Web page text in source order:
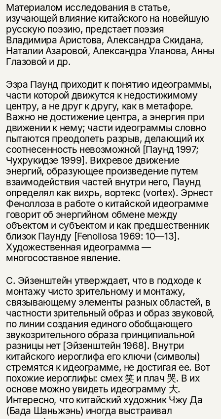
Материалом исследования в статье,
изучающей влияние китайского на новейшую
русскую поэзию, предстает поэзия
Владимира Аристова, Александра Скидана,
Наталии Азаровой, Александра Уланова, Анны
Глазовой и др.
Эзра Паунд приходит к понятию идеограммы,
части которой движутся к недостижимому
центру, а не друг к другу, как в метафоре.
Важно не достижение центра, а энергия при
движении к нему; части идеограммы словно
пытаются преодолеть разрыв, делающий их
соотнесенность невозможной [Паунд 1997;
Чухрукидзе 1999]. Вихревое движение
энергий, образующее произведение путем
взаимодействия частей внутри него, Паунд
определял как вихрь, вортекс (vortex). Эрнест
Феноллоза в работе о китайской идеограмме
говорит об энергийном обмене между
объектом и субъектом и как предшественник
близок Паунду [Fenollosa 1969: 10—13].
Художественная идеограмма —
многосоставное явление.
С. Эйзенштейн утверждает, что в подходе к
монтажу чисто зрительному и монтажу,
связывающему элементы разных областей, в
частности зрительный образ и образ звуковой,
по линии создания единого обобщающего
звукозрительного образа принципиальной
разницы нет [Эйзенштейн 1968]. Внутри
китайского иероглифа его ключи (символы)
стремятся к идеограмме, не достигая ее. Вот
похожие иероглифы: смех 笑 и плач 哭. В их
основе можно увидеть идеограмму 大.
Интересно, что китайский художник Чжу Да
(Бада Шаньжэнь) иногда выстраивал